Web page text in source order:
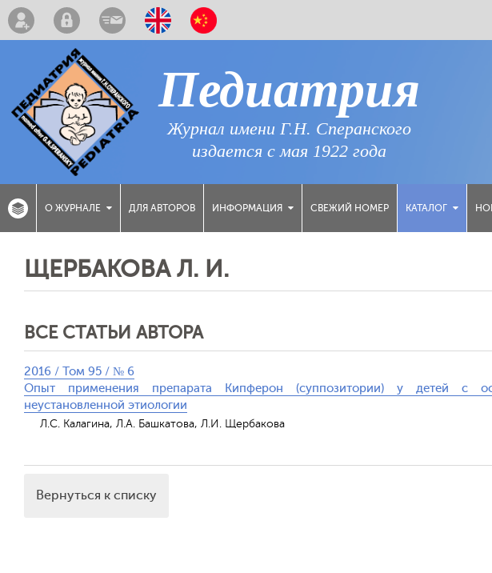
Педиатрия
Журнал имени Г.Н. Сперанского
издается с мая 1922 года
О ЖУРНАЛЕ ДЛЯ АВТОРОВ ИНФОРМАЦИЯ СВЕЖИЙ НОМЕР КАТАЛОГ
ЩЕРБАКОВА Л. И.
ВСЕ СТАТЬИ АВТОРА
2016 / Том 95 / № 6
Опыт применения препарата Кипферон (суппозитории) у детей с
неустановленной этиологии
Л.С. Калагина, Л.А. Башкатова, Л.И. Щербакова
Вернуться к списку